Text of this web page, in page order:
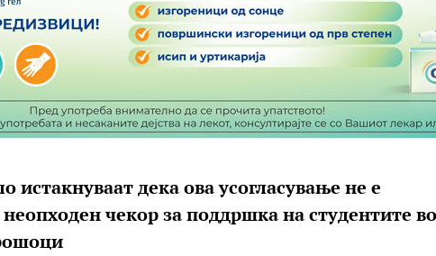
истакнуваат дека ова усогласување не е
чекор за поддршка на студентите во